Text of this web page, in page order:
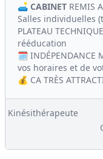
🛋️ CABINET REMIS
Salles individuelles
PLATEAU
rééducation
🗓️ INDÉPENDANCE
vos horaires et de
💰 CA TRÈS
Kinésithérapeute